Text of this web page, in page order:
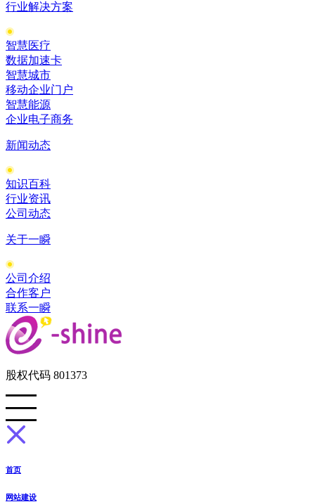
行业解决方案
智慧医疗
数据加速卡
智慧城市
移动企业门户
智慧能源
企业电子商务
新闻动态
知识百科
行业资讯
公司动态
关于一瞬
公司介绍
合作客户
联系一瞬
股权代码 801373
首页
网站建设